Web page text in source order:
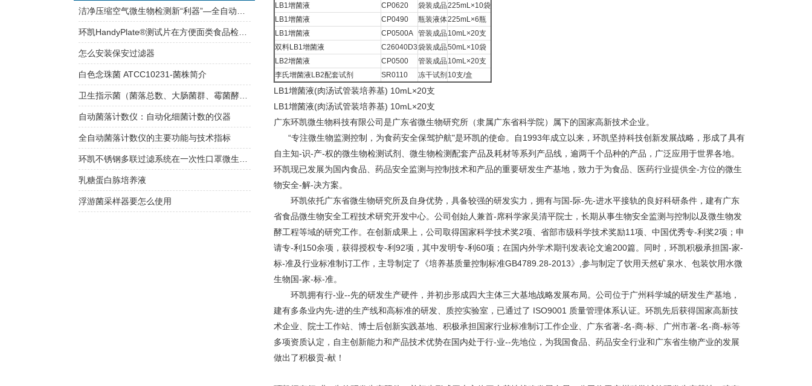
LB1增菌液
CP0620 袋装成品225mL×10袋
LB1增菌液
CP0490 瓶装液体225mL×6瓶
LB1增菌液
CP0500A 管装成品 10mL×20支
双料LB1增菌液
C26040D3袋装成品50mL×10袋
LB2增菌液
CP0500 管装成品 10mL×20支
李氏增菌液LB2配套试剂
SR0110 冻干试剂 10支/盒
LB1增菌液(肉汤试管装培养基) 10mL×20支
LB1增菌液(肉汤试管装培养基) 10mL×20支
广东环凯微生物科技有限公司是广东省微生物研究所（隶属广东省科学院）属下的国家高新技术企业。
“专注微生物监测控制，为食药安全保驾护航"是环凯的使命。自1993年成立以来，环凯坚持科技创新发展战略，形成了具有
自主知-识-产-权的微生物检测试剂、微生物检测配套产品及耗材等系列产品线，逾两千个品种的产品，广泛应用于世界各地。
环凯现已发展为国内食品、药品安全监测与控制技术和产品的重要研发生产基地，致力于为食品、医药行业提供全-方位的微生
物安全-解-决方案。
环凯依托广东省微生物研究所及自身优势，具备较强的研发实力，拥有与国-际-先-进水平接轨的良好科研条件，建有广东
省食品微生物安全工程技术研究开发中心。公司创始人兼首-席科学家吴清平院士，长期从事生物安全监测与控制以及微生物发
酵工程等域的研究工作。在创新成果上，公司取得国家科学技术奖2项、省部市级科学技术奖励11项、中国优秀专-利奖2项；申
请专-利150余项，获得授权专-利92项，其中发明专-利60项；在国内外学术期刊发表论文逾200篇。同时，环凯积极承担国-家-
标-准及行业标准制订工作，主导制定了《培养基质量控制标准GB4789.28-2013》,参与制定了饮用天然矿泉水、包装饮用水微
生物国-家-标-准。
环凯拥有行-业--先的研发生产硬件，并初步形成四大主体三大基地战略发展布局。公司位于广州科学城的研发生产基地，
建有多条业内先-进的生产线和高标准的研发、质控实验室，已通过了 ISO9001 质量管理体系认证。环凯先后获得国家高新技
术企业、院士工作站、博士后创新实践基地、积极承担国家行业标准制订工作企业、广东省著-名-商-标、广州市著-名-商-标等
多项资质认定，自主创新能力和产品技术优势在国内处于行-业--先地位，为我国食品、药品安全行业和广东省生物产业的发展
做出了积极贡-献！
怎么安装保安过滤器
白色念珠菌 ATCC10231-菌株简介
卫生指示菌（菌落总数、大肠菌群、霉菌酵母总数）快检方案
自动菌落计数仪：自动化细菌计数的仪器
全自动菌落计数仪的主要功能与技术指标
乳糖蛋白胨培养液
浮游菌采样器要怎么使用